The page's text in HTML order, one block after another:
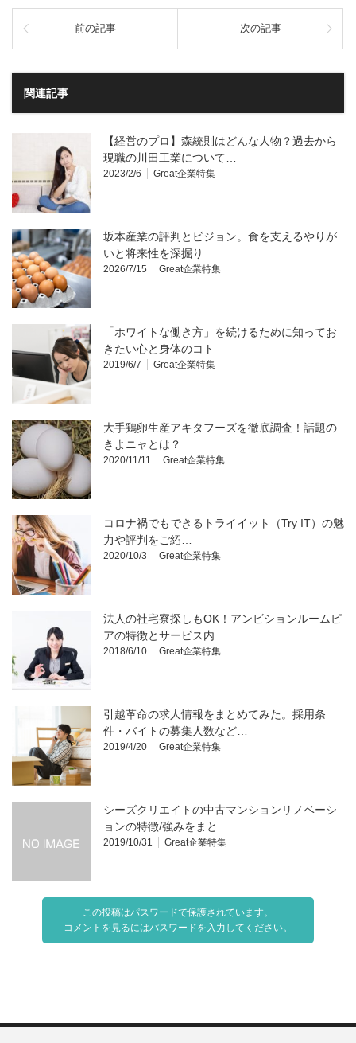
前の記事 次の記事
関連記事
【経営のプロ】森統則はどんな人物？過去から
現職の川田工業について…
2023/2/6 Great企業特集
坂本産業の評判とビジョン。食を支えるやりが
いと将来性を深掘り
2026/7/15 Great企業特集
「ホワイトな働き方」を続けるために知ってお
きたい心と身体のコト
2019/6/7 Great企業特集
大手鶏卵生産アキタフーズを徹底調査！話題の
きよニャとは？
2020/11/11 Great企業特集
コロナ禍でもできるトライイット（Try IT）の魅
力や評判をご紹…
2020/10/3 Great企業特集
法人の社宅寮探しもOK！アンビションルームピ
アの特徴とサービス内…
2018/6/10 Great企業特集
引越革命の求人情報をまとめてみた。採用条
件・バイトの募集人数など…
2019/4/20 Great企業特集
シーズクリエイトの中古マンションリノベーシ
ョンの特徴/強みをまと…
2019/10/31 Great企業特集
この投稿はパスワードで保護されています。
コメントを見るにはパスワードを入力してください。